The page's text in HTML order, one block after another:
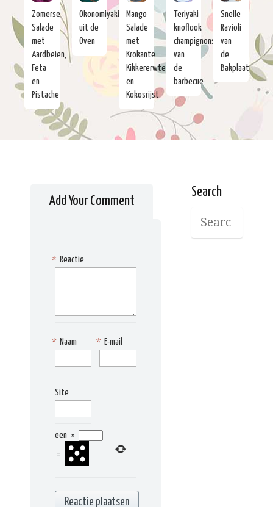
Zomerse
Salade
met
Aardbeien,
Feta
en
Pistache
Okonomiyaki
uit de
Oven
Mango
Salade
met
Krokante
Kikkererwten
en
Kokosrijst
Teriyaki
knoflook
champignons
van
de
barbecue
Snelle
Ravioli
van
de
Bakplaat
Add Your Comment
Reactie
*
Naam
* E-mail
*
Site
een ×
=
Search